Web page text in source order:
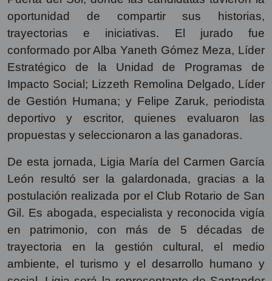
oportunidad de compartir sus historias,
trayectorias e iniciativas. El jurado fue
conformado por Alba Yaneth Gómez Meza, Líder
Estratégico de la Unidad de Programas de
Impacto Social; Lizzeth Remolina Delgado, Líder
de Gestión Humana; y Felipe Zaruk, periodista
deportivo y escritor, quienes evaluaron las
propuestas y seleccionaron a las ganadoras.
De esta jornada, Ligia María del Carmen García
León resultó ser la galardonada, gracias a la
postulación realizada por el Club Rotario de San
Gil. Es abogada, especialista y reconocida vigía
en patrimonio, con más de 5 décadas de
trayectoria en la gestión cultural, el medio
ambiente, el turismo y el desarrollo humano y